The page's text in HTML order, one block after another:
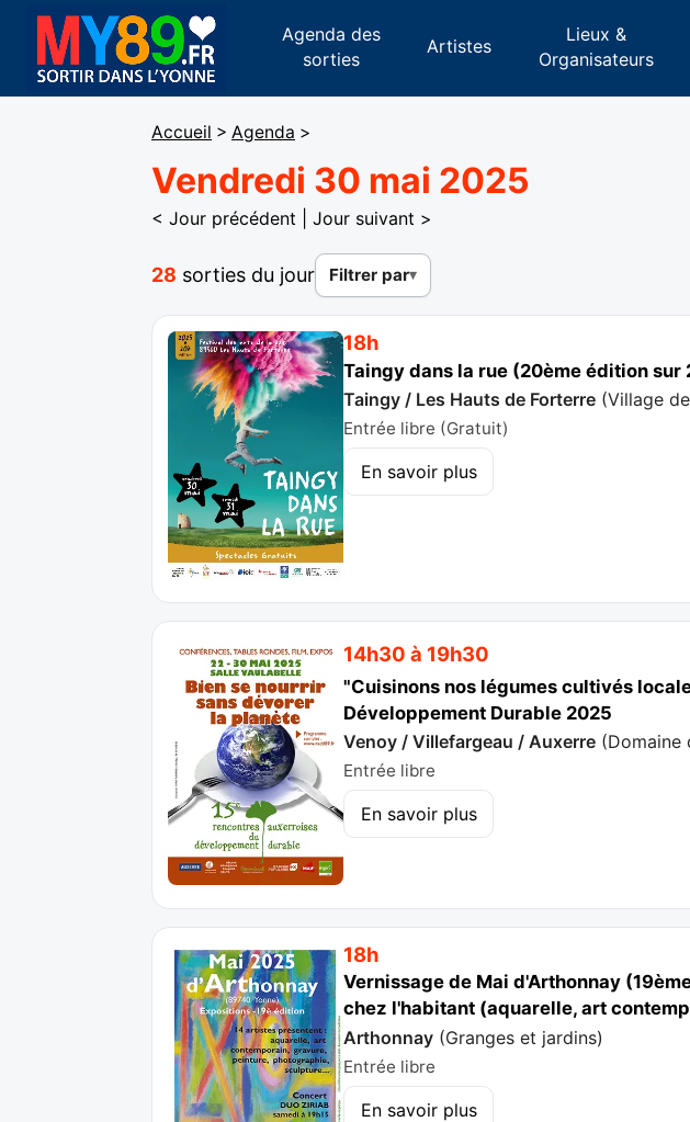
Agenda des
sorties
Artistes
Lieux &
Organisateurs
Accueil > Agenda >
Vendredi 30 mai 2025
< Jour précédent Jour suivant >
28 sorties du jour Filtrer par
18h
Taingy dans la rue (20ème édition sur
Taingy / Les Hauts de Forterre (Village
Entrée libre (Gratuit)
En savoir plus
14h30 à 19h30
"Cuisinons nos légumes cultivés
Développement Durable 2025
Venoy / Villefargeau / Auxerre (Domaine
Entrée libre
En savoir plus
18h
Vernissage de Mai d'Arthonnay
chez l'habitant (aquarelle, art
Arthonnay (Granges et jardins)
Entrée libre
En savoir plus